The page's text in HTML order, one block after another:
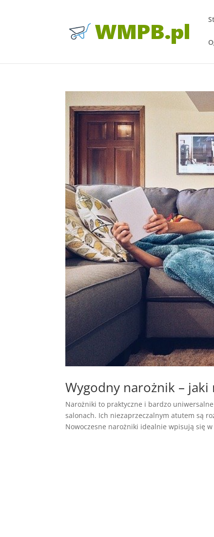
Wygodny narożnik – jaki
Narożniki to praktyczne i bardzo
salonach. Ich niezaprzeczalnym atutem są
Nowoczesne narożniki idealnie wpisują się w